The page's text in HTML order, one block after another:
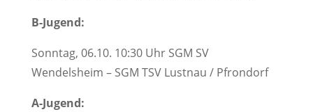
B-Jugend:
Sonntag, 06.10. 10:30 Uhr SGM SV
Wendelsheim – SGM TSV Lustnau / Pfrondorf
A-Jugend: